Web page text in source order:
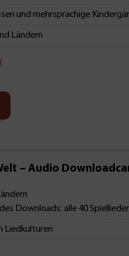
und mehrsprachige
Ländern
– Audio
Downloads: alle 40 Spiellieder
Liedkulturen